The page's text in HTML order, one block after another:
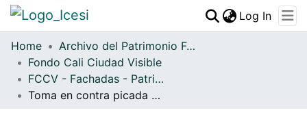
Communities & Collections
Log In
Home
Archivo del Patrimonio Fotográfico y Fílmico del Valle del Cauca
Fondo Cali Ciudad Visible
FCCV - Fachadas - Patrimonial
Toma en contra picada de una vivienda conjuros de ladrillo a la vista, junto a ella algunos arbustos con flores amarillas